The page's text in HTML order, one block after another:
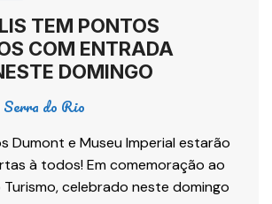
TEM PONTOS
COM ENTRADA
DOMINGO
Serra do Rio
Dumont e Museu Imperial estarão
à todos! Em comemoração ao
Turismo, celebrado neste domingo